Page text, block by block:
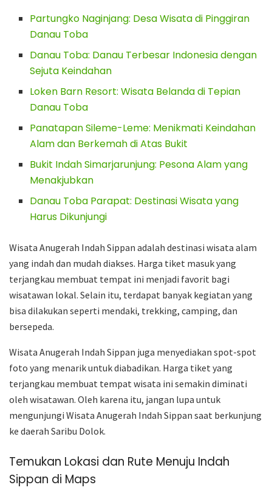
Partungko Naginjang: Desa Wisata di Pinggiran
Danau Toba
Danau Toba: Danau Terbesar Indonesia dengan
Sejuta Keindahan
Loken Barn Resort: Wisata Belanda di Tepian
Danau Toba
Panatapan Sileme-Leme: Menikmati Keindahan
Alam dan Berkemah di Atas Bukit
Bukit Indah Simarjarunjung: Pesona Alam yang
Menakjubkan
Danau Toba Parapat: Destinasi Wisata yang
Harus Dikunjungi
Wisata Anugerah Indah Sippan adalah destinasi wisata alam
yang indah dan mudah diakses. Harga tiket masuk yang
terjangkau membuat tempat ini menjadi favorit bagi
wisatawan lokal. Selain itu, terdapat banyak kegiatan yang
bisa dilakukan seperti mendaki, trekking, camping, dan
bersepeda.
Wisata Anugerah Indah Sippan juga menyediakan spot-spot
foto yang menarik untuk diabadikan. Harga tiket yang
terjangkau membuat tempat wisata ini semakin diminati
oleh wisatawan. Oleh karena itu, jangan lupa untuk
mengunjungi Wisata Anugerah Indah Sippan saat berkunjung
ke daerah Saribu Dolok.
Temukan Lokasi dan Rute Menuju Indah
Sippan di Maps